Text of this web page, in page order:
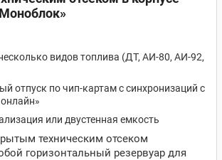
видов топлива (ДТ, АИ-80, АИ-92,
отпуск по чип-картам с синхронизаций с
или двустенная емкость
техническим отсеком
горизонтальный резервуар для